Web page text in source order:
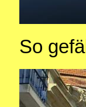
So